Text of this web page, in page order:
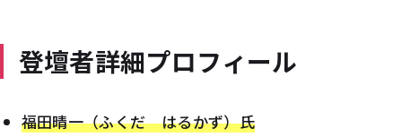
登壇者詳細プロフィール
福田晴一（ふくだ はるかず）氏